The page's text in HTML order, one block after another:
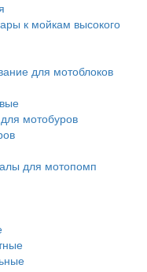
к мойкам высокого
для мотоблоков
мотобуров
для мотопомп